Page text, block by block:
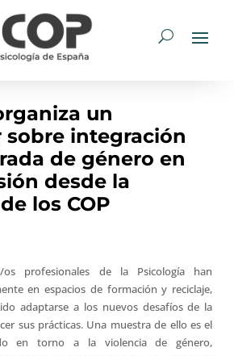
un
sobre integración
de género en
desde la
los COP
os profesionales de la Psicología han
en espacios de formación y reciclaje,
adaptarse a los nuevos desafíos de la
sus prácticas. Una muestra de ello es el
en torno a la violencia de género,